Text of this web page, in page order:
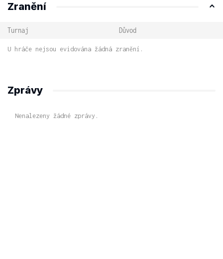
Zranění
Turnaj Důvod
U hráče nejsou evidována žádná zranění.
Zprávy
Nenalezeny žádné zprávy.